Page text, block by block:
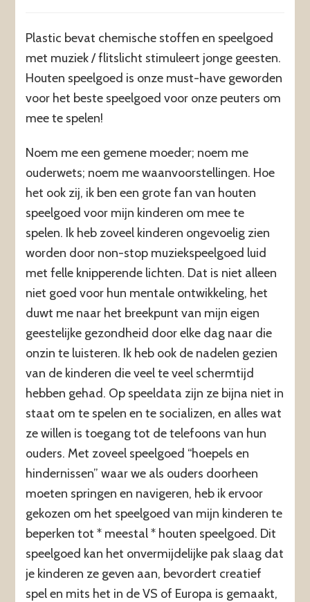
Plastic bevat chemische stoffen en speelgoed
met muziek / flitslicht stimuleert jonge geesten.
Houten speelgoed is onze must-have geworden
voor het beste speelgoed voor onze peuters om
mee te spelen!
Noem me een gemene moeder; noem me
ouderwets; noem me waanvoorstellingen. Hoe
het ook zij, ik ben een grote fan van houten
speelgoed voor mijn kinderen om mee te
spelen. Ik heb zoveel kinderen ongevoelig zien
worden door non-stop muziekspeelgoed luid
met felle knipperende lichten. Dat is niet alleen
niet goed voor hun mentale ontwikkeling, het
duwt me naar het breekpunt van mijn eigen
geestelijke gezondheid door elke dag naar die
onzin te luisteren. Ik heb ook de nadelen gezien
van de kinderen die veel te veel schermtijd
hebben gehad. Op speeldata zijn ze bijna niet in
staat om te spelen en te socializen, en alles wat
ze willen is toegang tot de telefoons van hun
ouders. Met zoveel speelgoed “hoepels en
hindernissen” waar we als ouders doorheen
moeten springen en navigeren, heb ik ervoor
gekozen om het speelgoed van mijn kinderen te
beperken tot * meestal * houten speelgoed. Dit
speelgoed kan het onvermijdelijke pak slaag dat
je kinderen ze geven aan, bevordert creatief
spel en mits het in de VS of Europa is gemaakt,